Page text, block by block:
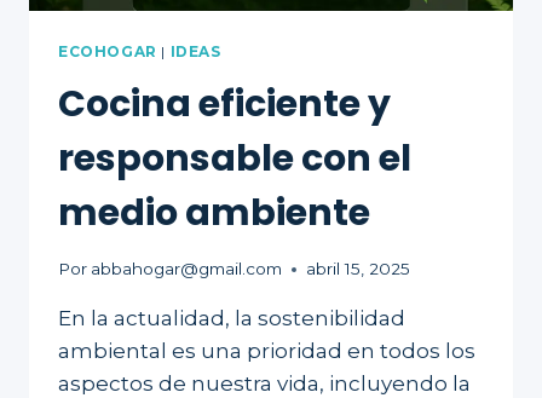
ECOHOGAR | IDEAS
Cocina eficiente y
responsable con el
medio ambiente
Por abbahogar@gmail.com abril 15, 2025
En la actualidad, la sostenibilidad
ambiental es una prioridad en todos los
aspectos de nuestra vida, incluyendo la